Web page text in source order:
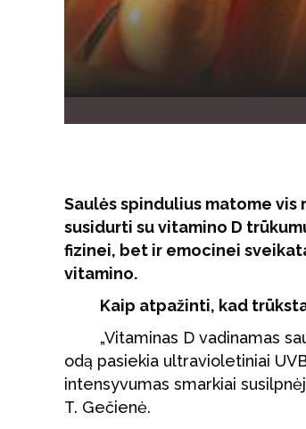
Saulės spindulius matome
susidurti su vitamino D
fizinei, bet ir emocinei
vitamino.
Kaip atpažinti, kad
„Vitaminas D vadinamas
odą pasiekia ultravioletiniai
intensyvumas smarkiai
T. Gečienė.